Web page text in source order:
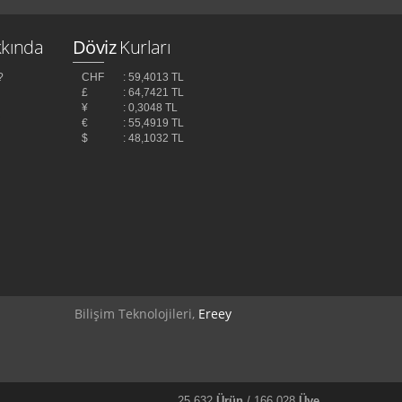
DövizKurları
CHF
: 59,4013 TL
£
: 64,7421 TL
¥
: 0,3048 TL
€
: 55,4919 TL
$
: 48,1032 TL
Bilişim Teknolojileri, Ereey